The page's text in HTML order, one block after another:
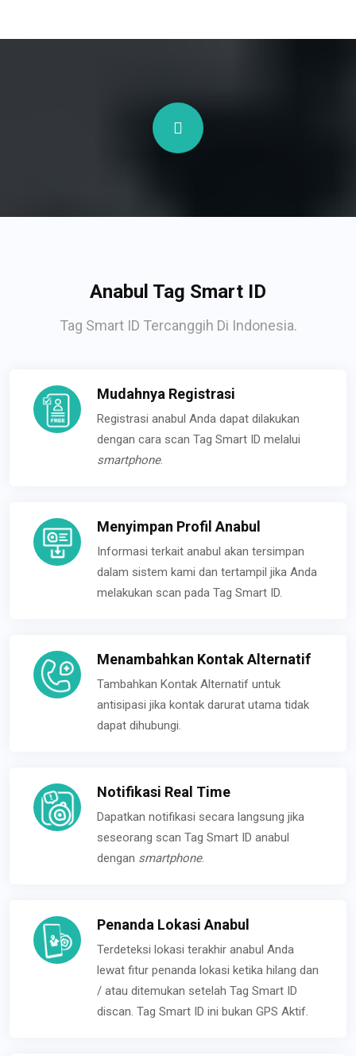
Anabul Tag Smart ID
Tag Smart ID Tercanggih Di Indonesia.
Mudahnya Registrasi
Registrasi anabul Anda dapat dilakukan
dengan cara scan Tag Smart ID melalui
smartphone.
Menyimpan Profil Anabul
Informasi terkait anabul akan tersimpan
dalam sistem kami dan tertampil jika Anda
melakukan scan pada Tag Smart ID.
Menambahkan Kontak Alternatif
Tambahkan Kontak Alternatif untuk
antisipasi jika kontak darurat utama tidak
dapat dihubungi.
Notifikasi Real Time
Dapatkan notifikasi secara langsung jika
seseorang scan Tag Smart ID anabul
dengan smartphone.
Penanda Lokasi Anabul
Terdeteksi lokasi terakhir anabul Anda
lewat fitur penanda lokasi ketika hilang dan
/ atau ditemukan setelah Tag Smart ID
discan. Tag Smart ID ini bukan GPS Aktif.